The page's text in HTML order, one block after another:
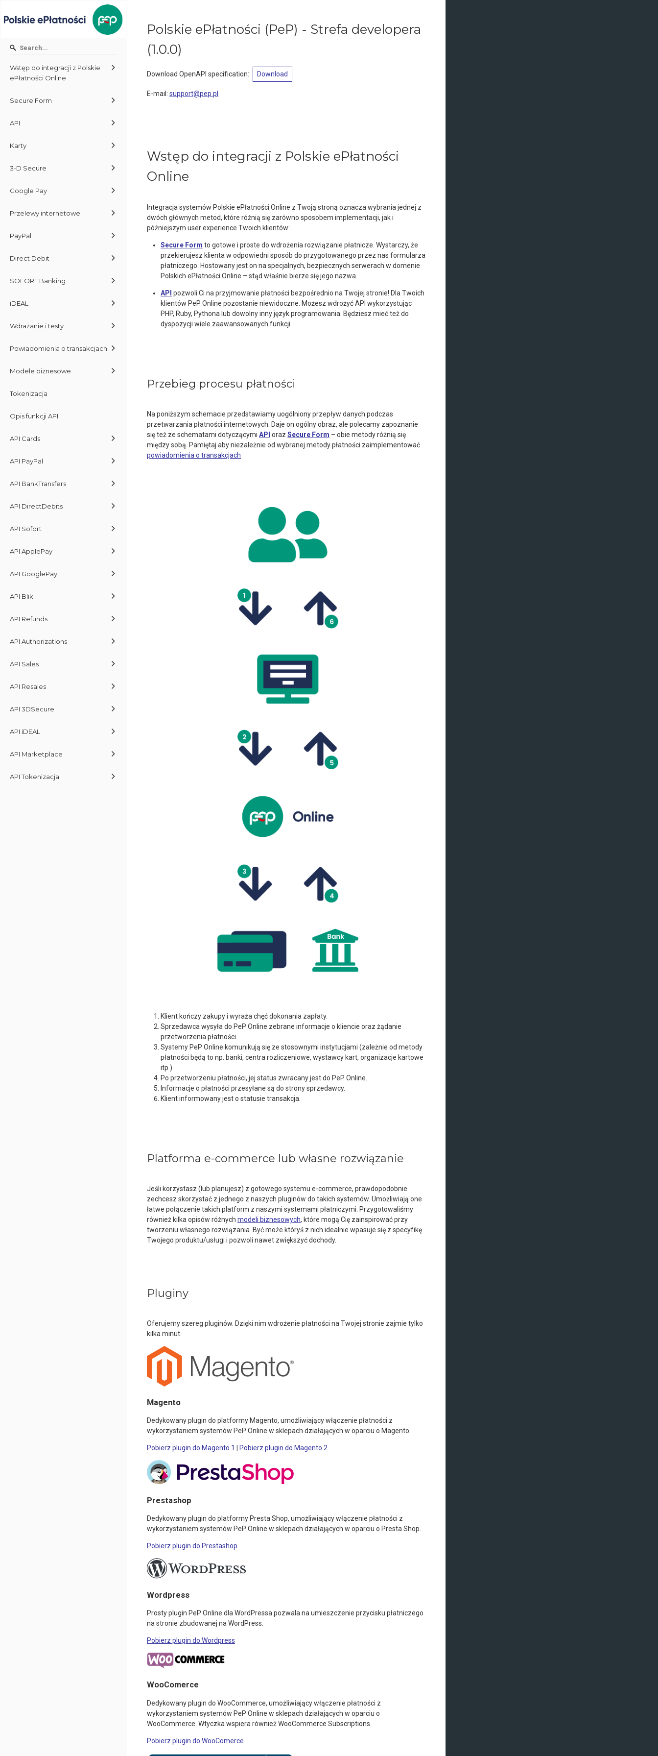
Wstęp do integracji z Polskie
ePłatności Online
Secure Form
API
Karty
3-D Secure
Google Pay
Przelewy internetowe
PayPal
Direct Debit
SOFORT Banking
iDEAL
Wdrażanie i testy
Powiadomienia o transakcjach
Modele biznesowe
Tokenizacja
Opis funkcji API
API Cards
API PayPal
API BankTransfers
API DirectDebits
API Sofort
API ApplePay
API GooglePay
API Blik
API Refunds
API Authorizations
API Sales
API Resales
API 3DSecure
API iDEAL
API Marketplace
API Tokenizacja
Polskie ePłatności (PeP) - Strefa developera
(1.0.0)
Download OpenAPI specification: Download
E-mail : support@pep.pl
Wstęp do integracji z Polskie ePłatności
Online
Integracja systemów Polskie ePłatności Online z Twoją stroną oznacza wybrania jednej z
dwóch głównych metod, które różnią się zarówno sposobem implementacji, jak i
późniejszym user experience Twoich klientów:
Secure Form to gotowe i proste do wdrożenia rozwiązanie płatnicze. Wystarczy, że
przekierujesz klienta w odpowiedni sposób do przygotowanego przez nas formularza
płatniczego. Hostowany jest on na specjalnych, bezpiecznych serwerach w domenie
Polskich ePłatności Online – stąd właśnie bierze się jego nazwa.
API pozwoli Ci na przyjmowanie płatności bezpośrednio na Twojej stronie! Dla Twoich
klientów PeP Online pozostanie niewidoczne. Możesz wdrożyć API wykorzystując
PHP, Ruby, Pythona lub dowolny inny język programowania. Będziesz mieć też do
dyspozycji wiele zaawansowanych funkcji.
Przebieg procesu płatności
Na poniższym schemacie przedstawiamy uogólniony przepływ danych podczas
przetwarzania płatności internetowych. Daje on ogólny obraz, ale polecamy zapoznanie
się też ze schematami dotyczącymi API oraz Secure Form – obie metody różnią się
między sobą. Pamiętaj aby niezależnie od wybranej metody płatności zaimplementować
powiadomienia o transakcjach
Klient kończy zakupy i wyraża chęć dokonania zapłaty.
Sprzedawca wysyła do PeP Online zebrane informacje o kliencie oraz żądanie
przetworzenia płatności.
Systemy PeP Online komunikują się ze stosownymi instytucjami (zależnie od metody
płatności będą to np. banki, centra rozliczeniowe, wystawcy kart, organizacje kartowe
itp.)
Po przetworzeniu płatności, jej status zwracany jest do PeP Online.
Informacje o płatności przesyłane są do strony sprzedawcy.
Klient informowany jest o statusie transakcja.
Platforma e-commerce lub własne rozwiązanie
Jeśli korzystasz (lub planujesz) z gotowego systemu e-commerce, prawdopodobnie
zechcesz skorzystać z jednego z naszych pluginów do takich systemów. Umożliwiają one
łatwe połączenie takich platform z naszymi systemami płatniczymi. Przygotowaliśmy
również kilka opisów różnych modeli biznesowych, które mogą Cię zainspirować przy
tworzeniu własnego rozwiązania. Być może któryś z nich idealnie wpasuje się z specyfikę
Twojego produktu/usługi i pozwoli nawet zwiększyć dochody.
Pluginy
Oferujemy szereg pluginów. Dzięki nim wdrożenie płatności na Twojej stronie zajmie tylko
kilka minut.
Magento
Dedykowany plugin do platformy Magento, umożliwiający włączenie płatności z
wykorzystaniem systemów PeP Online w sklepach działających w oparciu o Magento.
Pobierz plugin do Magento 1 Pobierz plugin do Magento 2
Prestashop
Dedykowany plugin do platformy Presta Shop, umożliwiający włączenie płatności z
wykorzystaniem systemów PeP Online w sklepach działających w oparciu o Presta Shop.
Pobierz plugin do Prestashop
Wordpress
Prosty plugin PeP Online dla WordPressa pozwala na umieszczenie przycisku płatniczego
na stronie zbudowanej na WordPress.
Pobierz plugin do Wordpress
WooComerce
Dedykowany plugin do WooCommerce, umożliwiający włączenie płatności z
wykorzystaniem systemów PeP Online w sklepach działających w oparciu o
WooCommerce. Wtyczka wspiera również WooCommerce Subscriptions.
Pobierz plugin do WooComerce